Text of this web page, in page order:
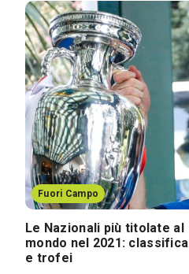
Fuori Campo
Le Nazionali più titolate al
mondo nel 2021: classifica
e trofei